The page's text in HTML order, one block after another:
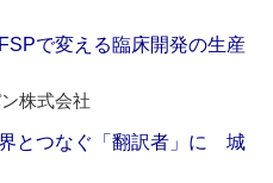
で変える臨床開発の生産
株式会社
界とつなぐ「翻訳者」に 城